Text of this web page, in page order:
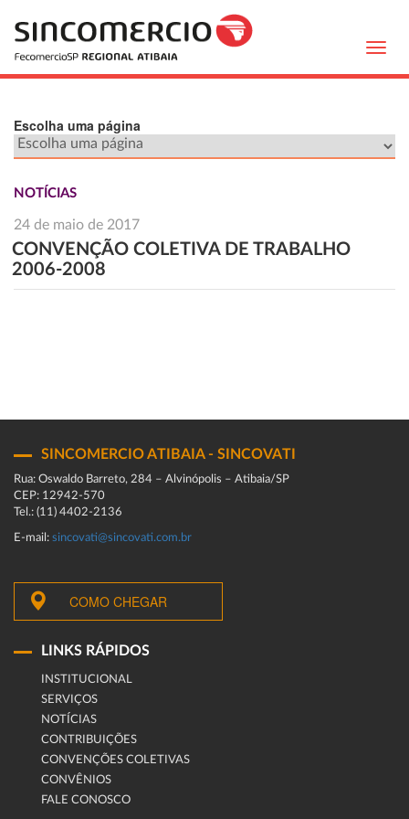
Escolha uma página
NOTÍCIAS
24 de maio de 2017
CONVENÇÃO COLETIVA DE TRABALHO
2006-2008
SINCOMERCIO ATIBAIA - SINCOVATI
Rua: Oswaldo Barreto, 284 – Alvinópolis – Atibaia/SP
CEP: 12942-570
Tel.: (11) 4402-2136
E-mail: sincovati@sincovati.com.br
COMO CHEGAR
LINKS RÁPIDOS
INSTITUCIONAL
SERVIÇOS
NOTÍCIAS
CONTRIBUIÇÕES
CONVENÇÕES COLETIVAS
CONVÊNIOS
FALE CONOSCO